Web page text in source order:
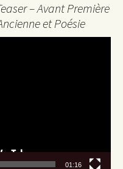
– Avant Première
et Poésie
01:16